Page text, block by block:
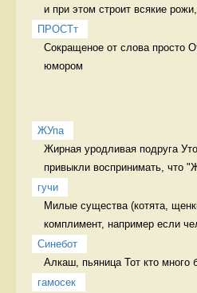
и при этом строит всякие
ПРОСТт
Сокращеное от слова просто
юмором
ЖУпа
Жирная уродливая подруга
привыкли воспринимать, что
гучи
Милые существа (котята,
комплимент, например если
Синебот
Алкаш, пьяница Тот кто много
гамосек